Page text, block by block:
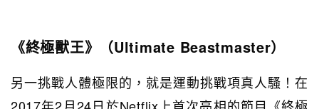
《終極獸王》（Ultimate Beastmaster）
另一挑戰人體極限的，就是運動挑戰項真人騷！在